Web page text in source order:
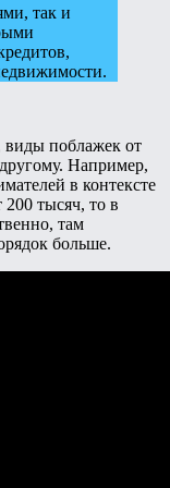
так и
виды поблажек от
другому. Например,
в контексте
тысяч, то в
там
больше.